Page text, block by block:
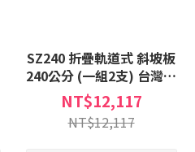
SZ240 折疊軌道式 斜坡板
240公分 (一組2支) 台灣製
斜坡板 (不含安裝) 非固定
式斜坡板C款補助
NT$12,117
NT$12,117